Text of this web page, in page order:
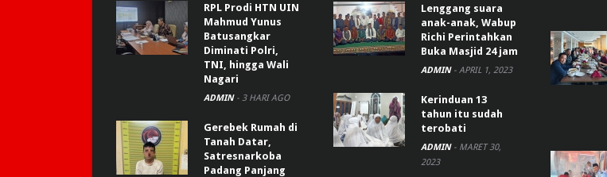
RPL Prodi HTN UIN
Mahmud Yunus
Batusangkar
Diminati Polri,
TNI, hingga Wali
Nagari
ADMIN - 3 HARI AGO
Gerebek Rumah di
Tanah Datar,
Satresnarkoba
Padang Panjang
Lenggang suara
anak-anak, Wabup
Richi Perintahkan
Buka Masjid 24 jam
ADMIN - APRIL 1, 2023
Kerinduan 13
tahun itu sudah
terobati
ADMIN - MARET 30,
2023